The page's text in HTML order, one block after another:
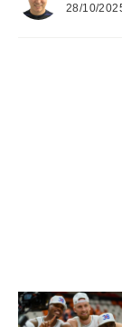
de
28/10/